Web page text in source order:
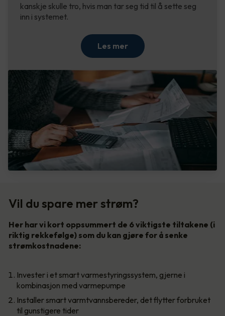
kanskje skulle tro, hvis man tar seg tid til å sette seg
inn i systemet.
Les mer
Vil du spare mer strøm?
Her har vi kort oppsummert de 6 viktigste tiltakene (i
riktig rekkefølge) som du kan gjøre for å senke
strømkostnadene:
Invester i et smart varmestyringssystem, gjerne i
kombinasjon med varmepumpe
Installer smart varmtvannsbereder, det flytter forbruket
til gunstigere tider